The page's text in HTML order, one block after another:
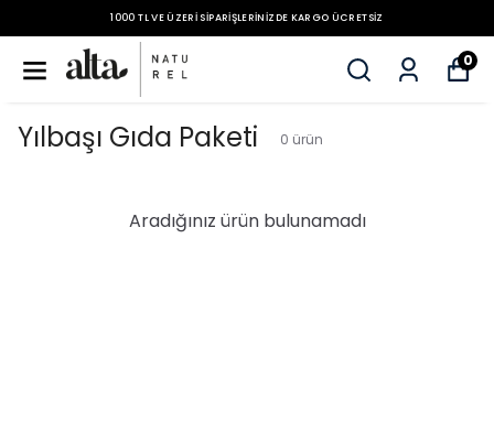
1000 TL VE ÜZERI SIPARIŞLERINIZDE KARGO ÜCRETSIZ
0
Yılbaşı Gıda Paketi 0 ürün
Aradığınız ürün bulunamadı